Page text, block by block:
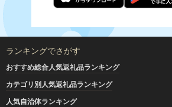
ランキングでさがす
おすすめ総合人気返礼品ランキング
カテゴリ別人気返礼品ランキング
人気自治体ランキング